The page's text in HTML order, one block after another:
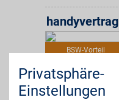
BSW-Vorteil
Privatsphäre-
Einstellungen